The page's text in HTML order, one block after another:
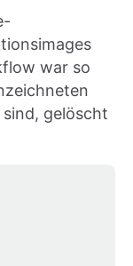
war so
sind, gelöscht